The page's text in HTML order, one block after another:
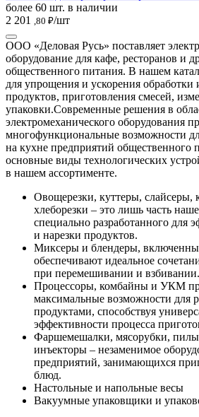
более 60 шт. в наличии
2 201
,80 ₽/шт
ООО «Деловая Русь» поставляет
оборудование для кафе, ресторанов и
общественного питания. В нашем
для упрощения и ускорения обработки
продуктов, приготовления смесей,
упаковки.Современные решения в
электромеханического оборудования
многофункциональные возможности
на кухне предприятий общественного
основные виды технологических
в нашем ассортименте.
Овощерезки, куттеры, слайсеры,
хлеборезки – это лишь часть
специально разработанного для
и нарезки продуктов.
Миксеры и блендеры,
обеспечивают идеальное
при перемешивании и взбивании.
Процессоры, комбайны и УКМ
максимальные возможности для
продуктами, способствуя
эффективности процесса
Фаршемешалки, мясорубки,
инъекторы – незаменимое
предприятий, занимающихся
блюд.
Настольные и напольные весы
Вакуумные упаковщики и